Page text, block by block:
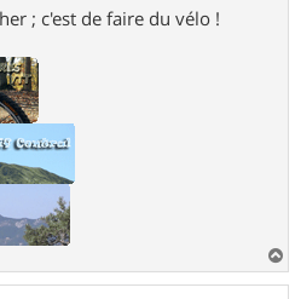
; c'est de faire du vélo !
a